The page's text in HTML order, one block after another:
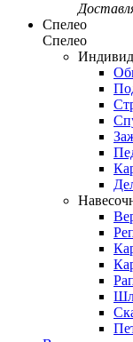
Спелео
Спелео